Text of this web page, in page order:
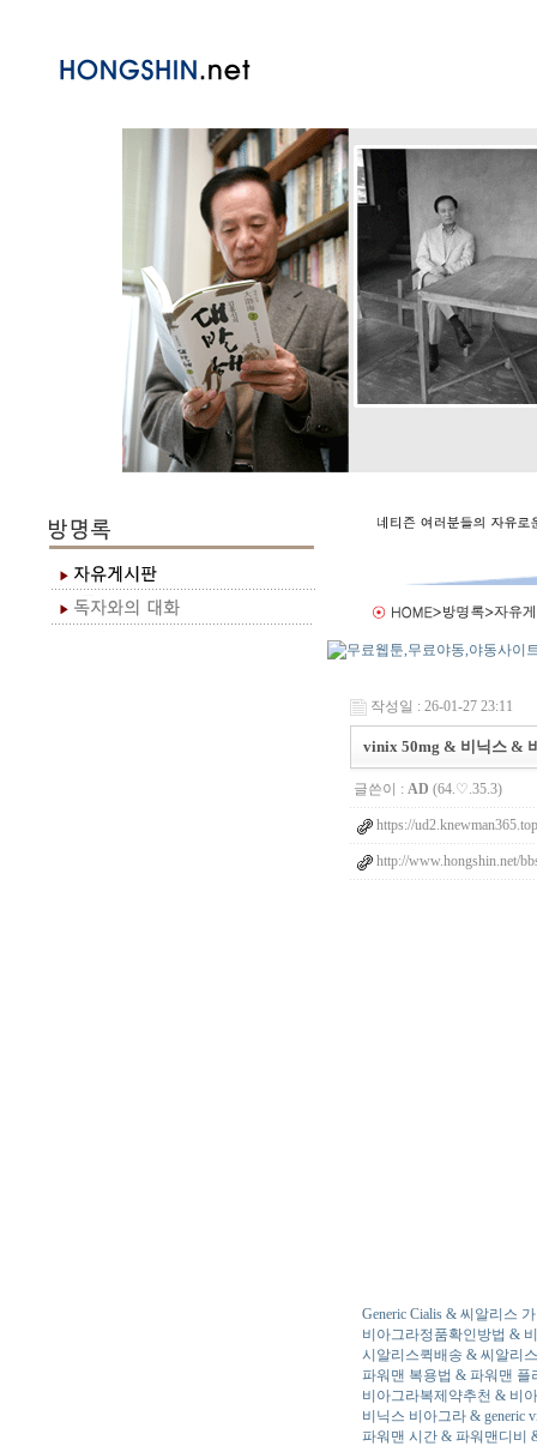
작성일 : 26-01-27 23:11
vinix 50mg & 비닉스 &
글쓴이 : AD (64.♡.35.3)
https://ud2.knewman365.top
http://www.hongshin.net/
Generic Cialis & 씨알리스
비­아그라정품확인방법 &
시­알리스퀵배송 & 씨알리
파워맨 복용법 & 파워맨 플
비­아그라복제약추천 & 비­
비닉스 비­아그라 & generic
파워맨 시간 & 파워맨디비